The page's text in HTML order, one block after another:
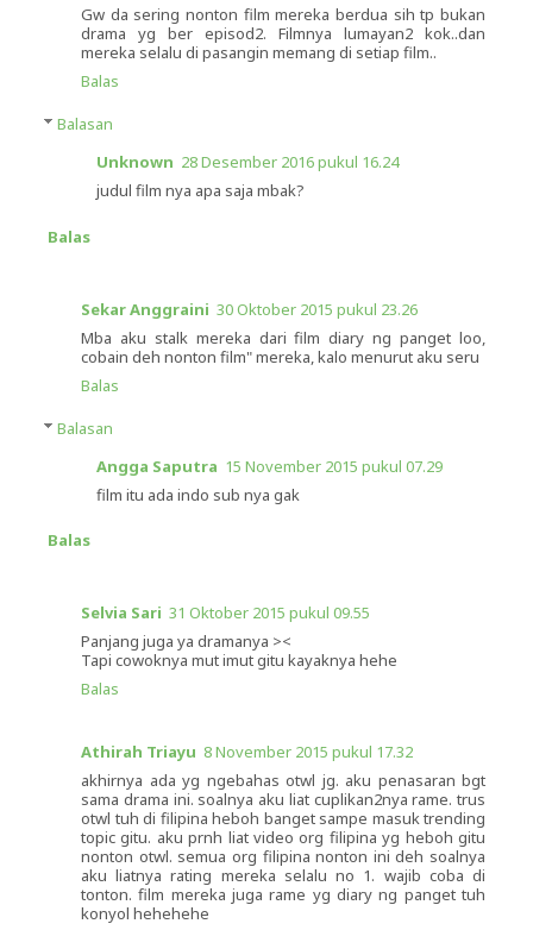
Gw da sering nonton film mereka berdua sih tp bukan
drama yg ber episod2. Filmnya lumayan2 kok..dan
mereka selalu di pasangin memang di setiap film..
Balas
Balasan
Unknown 28 Desember 2016 pukul 16.24
judul film nya apa saja mbak?
Balas
Sekar Anggraini 30 Oktober 2015 pukul 23.26
Mba aku stalk mereka dari film diary ng panget loo,
cobain deh nonton film" mereka, kalo menurut aku seru
Balas
Balasan
Angga Saputra 15 November 2015 pukul 07.29
film itu ada indo sub nya gak
Balas
Selvia Sari 31 Oktober 2015 pukul 09.55
Panjang juga ya dramanya ><
Tapi cowoknya mut imut gitu kayaknya hehe
Balas
Athirah Triayu 8 November 2015 pukul 17.32
akhirnya ada yg ngebahas otwl jg. aku penasaran bgt
sama drama ini. soalnya aku liat cuplikan2nya rame. trus
otwl tuh di filipina heboh banget sampe masuk trending
topic gitu. aku prnh liat video org filipina yg heboh gitu
nonton otwl. semua org filipina nonton ini deh soalnya
aku liatnya rating mereka selalu no 1. wajib coba di
tonton. film mereka juga rame yg diary ng panget tuh
konyol hehehehe